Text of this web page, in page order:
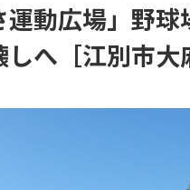
動広場」野球
へ［江別市大